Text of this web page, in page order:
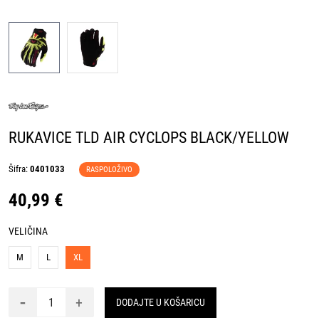
RUKAVICE TLD AIR CYCLOPS BLACK/YELLOW
Šifra: 0401033 RASPOLOŽIVO
40,99 €
VELIČINA
M L XL
- + DODAJTE U KOŠARICU